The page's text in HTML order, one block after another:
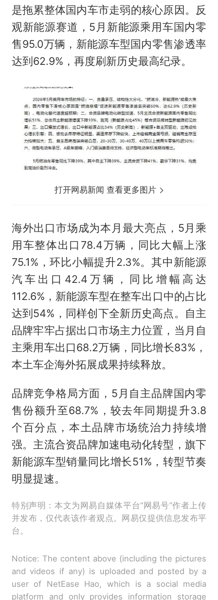
是拖累整体国内车市走弱的核心原因。反
观新能源赛道，5月新能源乘用车国内零
售95.0万辆，新能源车型国内零售渗透率
达到62.9%，再度刷新历史最高纪录。
打开网易新闻 查看更多图片
海外出口市场成为本月最大亮点，5月乘
用车整体出口78.4万辆，同比大幅上涨
75.1%，环比小幅提升2.3%。其中新能源
汽车出口42.4万辆，同比增幅高达
112.6%，新能源车型在整车出口中的占比
达到54%，同样创下全新历史高点。自主
品牌牢牢占据出口市场主力位置，当月自
主乘用车出口68.2万辆，同比增长83%，
本土车企海外拓展成果持续释放。
品牌竞争格局方面，5月自主品牌国内零
售份额升至68.7%，较去年同期提升3.8
个百分点，本土品牌市场统治力持续增
强。主流合资品牌加速电动化转型，旗下
新能源车型销量同比增长51%，转型节奏
明显提速。
特别声明：本文为网易自媒体平台“网易号”作者上传
并发布，仅代表该作者观点。网易仅提供信息发布平
台。
Notice: The content above (including the pictures
and videos if any) is uploaded and posted by a
user of NetEase Hao, which is a social media
platform and only provides information storage